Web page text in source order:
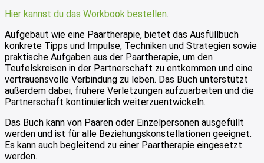
Hier kannst du das Workbook bestellen.
Aufgebaut wie eine Paartherapie, bietet das Ausfüllbuch
konkrete Tipps und Impulse, Techniken und Strategien sowie
praktische Aufgaben aus der Paartherapie, um den
Teufelskreisen in der Partnerschaft zu entkommen und eine
vertrauensvolle Verbindung zu leben. Das Buch unterstützt
außerdem dabei, frühere Verletzungen aufzuarbeiten und die
Partnerschaft kontinuierlich weiterzuentwickeln.
Das Buch kann von Paaren oder Einzelpersonen ausgefüllt
werden und ist für alle Beziehungskonstellationen geeignet.
Es kann auch begleitend zu einer Paartherapie eingesetzt
werden.